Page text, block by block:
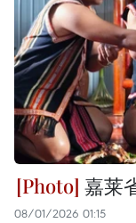
嘉莱
08/01/2026 01:15